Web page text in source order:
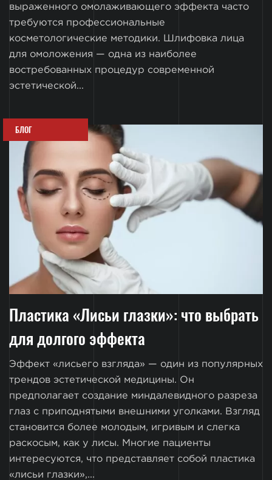
выраженного омолаживающего эффекта часто
требуются профессиональные
косметологические методики. Шлифовка лица
для омоложения — одна из наиболее
востребованных процедур современной
эстетической...
БЛОГ
Пластика «Лисьи глазки»: что выбрать
для долгого эффекта
Эффект «лисьего взгляда» — один из популярных
трендов эстетической медицины. Он
предполагает создание миндалевидного разреза
глаз с приподнятыми внешними уголками. Взгляд
становится более молодым, игривым и слегка
раскосым, как у лисы. Многие пациенты
интересуются, что представляет собой пластика
«лисьи глазки»,...